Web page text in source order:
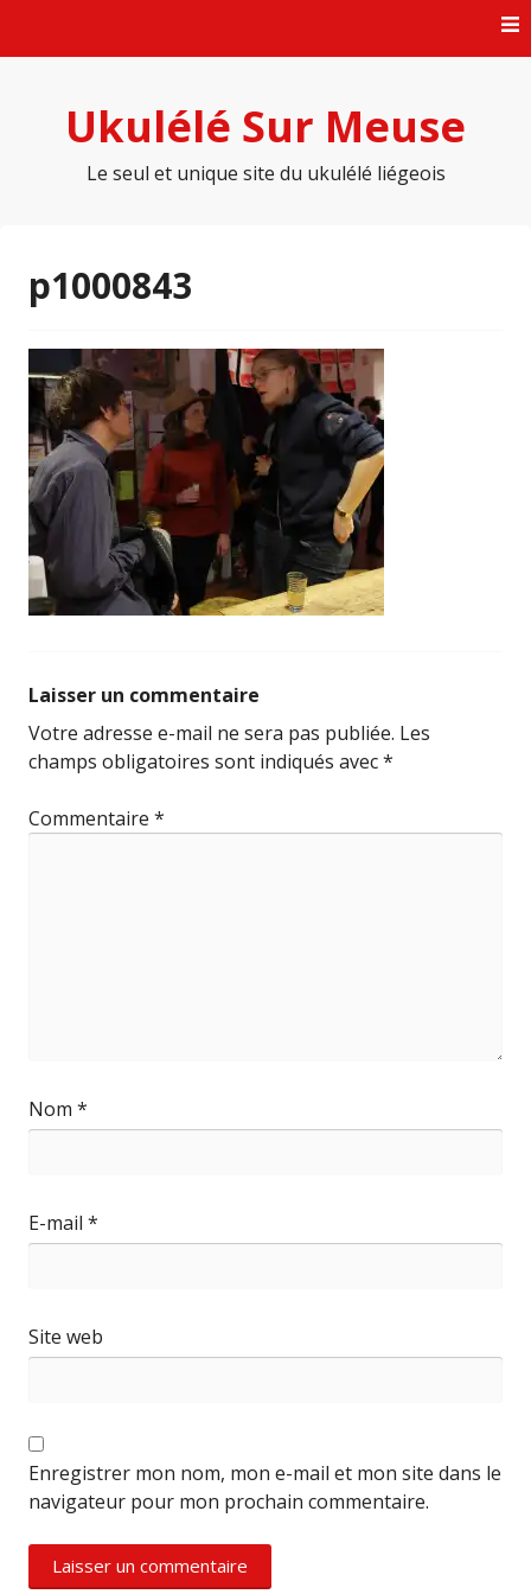
Ukulélé Sur Meuse
Le seul et unique site du ukulélé liégeois
p1000843
Laisser un commentaire
Votre adresse e-mail ne sera pas publiée. Les
champs obligatoires sont indiqués avec*
Commentaire *
Nom *
E-mail *
Site web
Enregistrer mon nom, mon e-mail et mon site dans le
navigateur pour mon prochain commentaire.